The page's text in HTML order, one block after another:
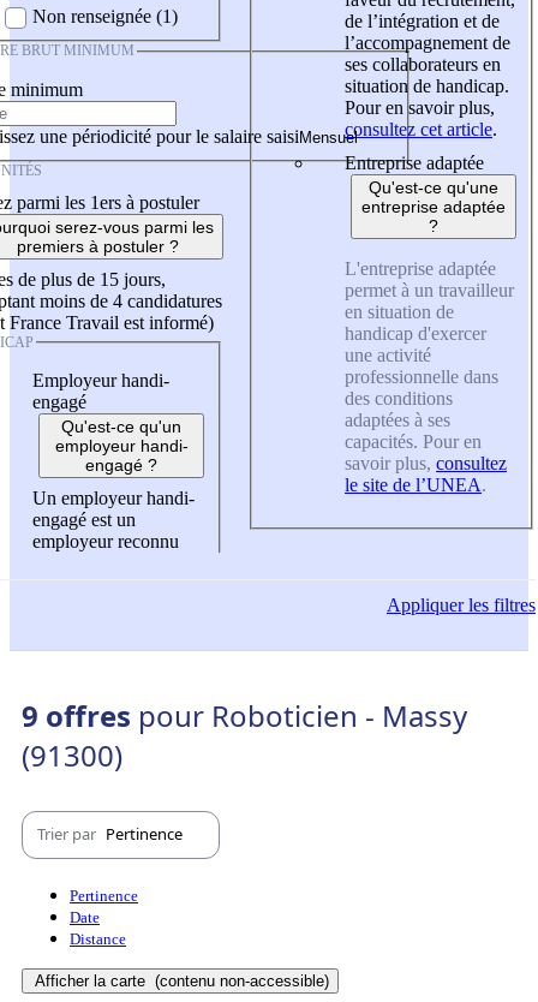
Non renseignée (1)
BRUT MINIMUM
minimum
une périodicité pour le salaire saisi
parmi les 1ers à postuler
serez-vous parmi les
premiers à postuler ?
de plus de 15 jours,
moins de 4 candidatures
France Travail est informé)
Employeur handi-
engagé
Qu'est-ce qu'un
employeur handi-
engagé ?
Un employeur handi-
engagé est un
employeur reconnu
de l’intégration et de
l’accompagnement de
ses collaborateurs en
situation de handicap.
Pour en savoir plus,
consultez cet article.
Entreprise adaptée
Qu'est-ce qu'une
entreprise adaptée
?
L'entreprise adaptée
permet à un travailleur
en situation de
handicap d'exercer
une activité
professionnelle dans
des conditions
adaptées à ses
capacités. Pour en
savoir plus, consultez
le site de l’UNEA.
Appliquerles filtres
9 offres pour Roboticien - Massy
(91300)
Trier par Pertinence
Pertinence
Date
Distance
Afficher la carte (contenu non-accessible)